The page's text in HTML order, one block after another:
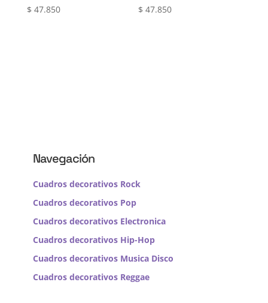
$ 47.850 $ 47.850
Navegación
Cuadros decorativos Rock
Cuadros decorativos Pop
Cuadros decorativos Electronica
Cuadros decorativos Hip-Hop
Cuadros decorativos Musica Disco
Cuadros decorativos Reggae